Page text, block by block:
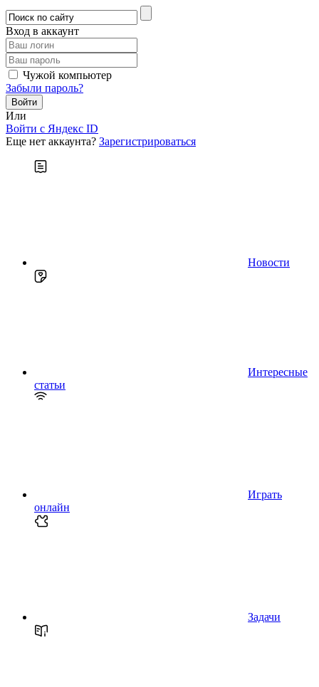
Вход в аккаунт
Чужой компьютер
Забыли пароль?
Или
Войти c Яндекс ID
Еще нет аккаунта? Зарегистрироваться
Новости
Интересные
статьи
Играть
онлайн
Задачи